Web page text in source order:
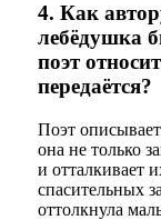
4. Как
лебёдушка
поэт
передаётся?
Поэт
она не только
и отталкивает
спасительных
оттолкнула